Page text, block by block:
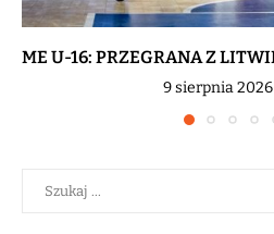
ME U-16: PRZEGRANA Z
9 sierpnia